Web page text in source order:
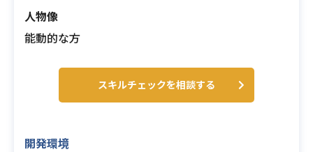
人物像
能動的な方
スキルチェックを相談する
開発環境